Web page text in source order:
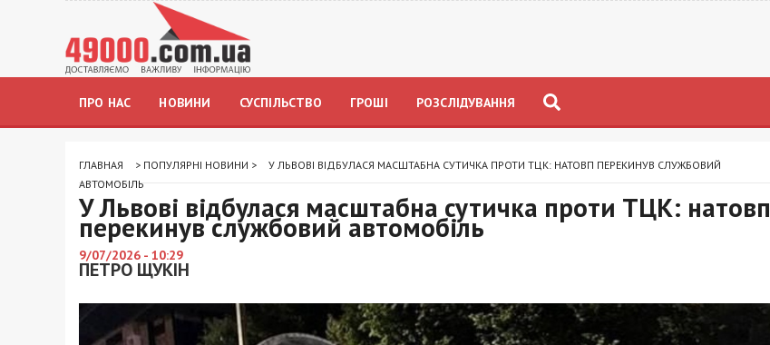
ПРО НАС НОВИНИ СУСПІЛЬСТВО ГРОШІ РОЗСЛІДУВАННЯ
ГЛАВНАЯ > ПОПУЛЯРНІ НОВИНИ >
У ЛЬВОВІ ВІДБУЛАСЯ МАСШТАБНА СУТИЧКА ПРОТИ ТЦК: НАТОВП ПЕРЕКИНУВ СЛУЖБОВИЙ
АВТОМОБІЛЬ
У Львові відбулася масштабна сутичка проти ТЦК: натовп
перекинув службовий автомобіль
9/07/2026 - 10:29
ПЕТРО ЩУКІН